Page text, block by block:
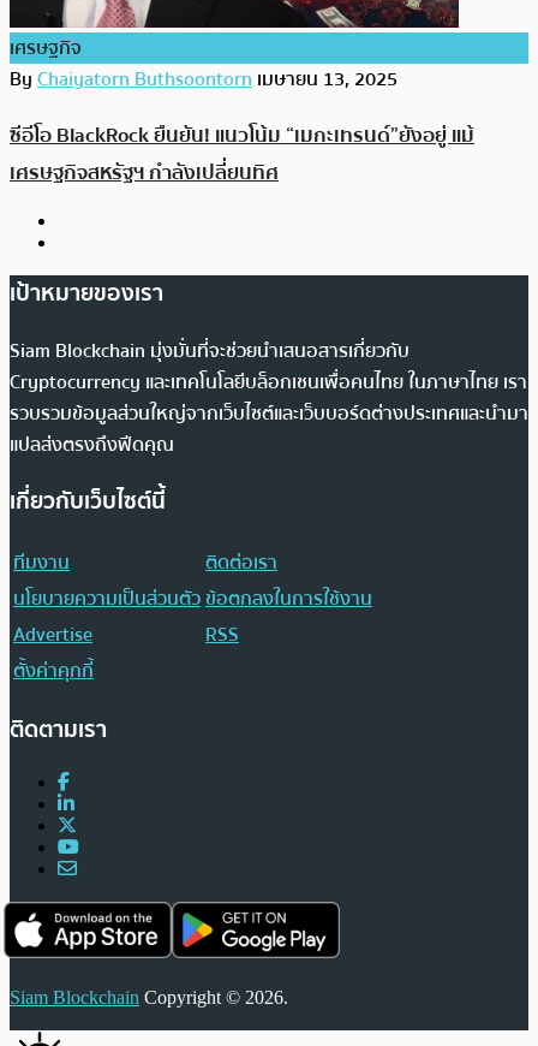
เศรษฐกิจ
ByChaiyatorn Buthsoontornเมษายน 13, 2025
ซีอีโอ BlackRock ยืนยัน! แนวโน้ม “เมกะเทรนด์”ยังอยู่ แม้
เศรษฐกิจสหรัฐฯ กำลังเปลี่ยนทิศ
เป้าหมายของเรา
Siam Blockchain มุ่งมั่นที่จะช่วยนำเสนอสารเกี่ยวกับ
Cryptocurrency และเทคโนโลยีบล็อกเชนเพื่อคนไทย ในภาษาไทย เรา
รวบรวมข้อมูลส่วนใหญ่จากเว็บไซต์และเว็บบอร์ดต่างประเทศและนำมา
แปลส่งตรงถึงฟีดคุณ
เกี่ยวกับเว็บไซต์นี้
ทีมงาน
ติดต่อเรา
นโยบายความเป็นส่วนตัวข้อตกลงในการใช้งาน
Advertise
RSS
ตั้งค่าคุกกี้
ติดตามเรา
Siam Blockchain Copyright © 2026.